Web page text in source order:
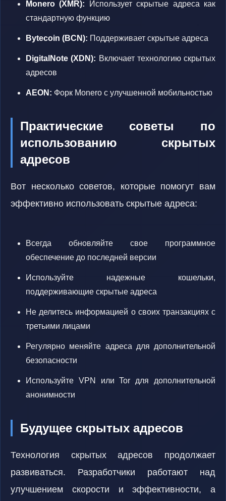
Monero (XMR): Использует скрытые адреса как
стандартную функцию
Bytecoin (BCN): Поддерживает скрытые адреса
DigitalNote (XDN): Включает технологию скрытых
адресов
AEON: Форк Monero с улучшенной мобильностью
Практические советы по
использованию скрытых
адресов
Вот несколько советов, которые помогут вам
эффективно использовать скрытые адреса:
Всегда обновляйте свое программное
обеспечение до последней версии
Используйте надежные кошельки,
поддерживающие скрытые адреса
Не делитесь информацией о своих транзакциях с
третьими лицами
Регулярно меняйте адреса для дополнительной
безопасности
Используйте VPN или Tor для дополнительной
анонимности
Будущее скрытых адресов
Технология скрытых адресов продолжает
развиваться. Разработчики работают над
улучшением скорости и эффективности, а